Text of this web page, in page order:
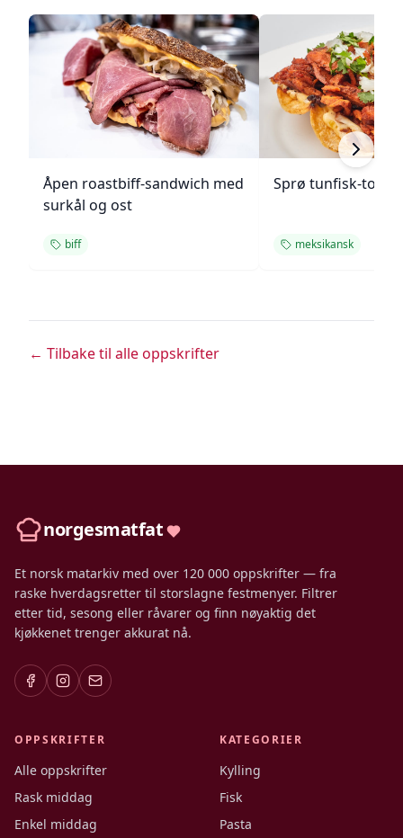
Åpen roastbiff-sandwich med
surkål og ost
biff
Sprø tunfisk-
meksikansk
← Tilbake til alle oppskrifter
norgesmatfat
Et norsk matarkiv med over 120 000 oppskrifter — fra
raske hverdagsretter til storslagne festmenyer. Filtrer
etter tid, sesong eller råvarer og finn nøyaktig det
kjøkkenet trenger akkurat nå.
OPPSKRIFTER
Alle oppskrifter
Rask middag
Enkel middag
KATEGORIER
Kylling
Fisk
Pasta